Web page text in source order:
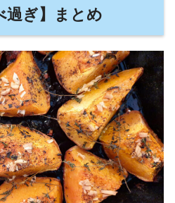
過ぎ】まとめ